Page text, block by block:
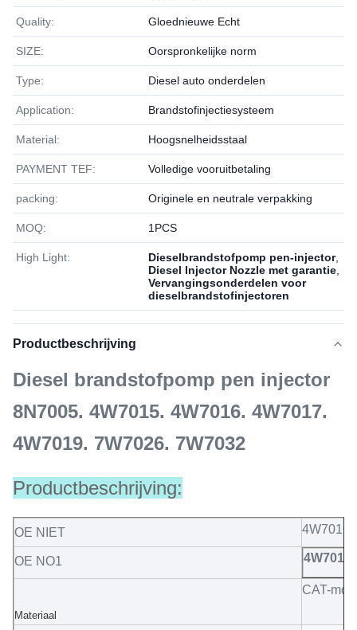
Quality: Gloednieuwe Echt
SIZE: Oorspronkelijke norm
Type: Diesel auto onderdelen
Application: Brandstofinjectiesysteem
Material: Hoogsnelheidsstaal
PAYMENT TEF: Volledige vooruitbetaling
packing: Originele en neutrale verpakking
MOQ: 1РСS
High Light: Dieselbrandstofpomp pen-injector,
Diesel Injector Nozzle met garantie
Vervangingsonderdelen voor
dieselbrandstofinjectoren
Productbeschrijving
Diesel brandstofpomp pen injector
8N7005. 4W7015. 4W7016. 4W7017.
4W7019. 7W7026. 7W7032
Productbeschrijving:
OE NIET 4W7016
OE NO1 4W7017
Materiaal
CAT-